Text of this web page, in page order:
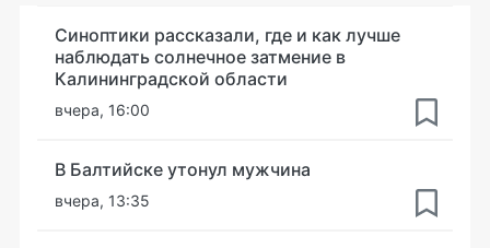
Синоптики рассказали, где и как лучше
наблюдать солнечное затмение в
Калининградской области
вчера, 16:00
В Балтийске утонул мужчина
вчера, 13:35